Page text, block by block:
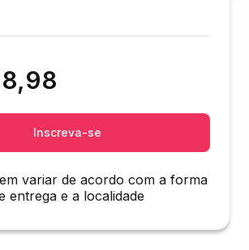
Inscreva-se
variar de acordo com a forma
entrega e a localidade